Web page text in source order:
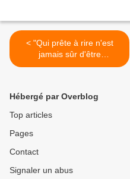
< "Qui prête à rire n'est
jamais sûr d'être
remboursé" : une valeur
Hébergé par Overblog
Top articles
Pages
Contact
Signaler un abus